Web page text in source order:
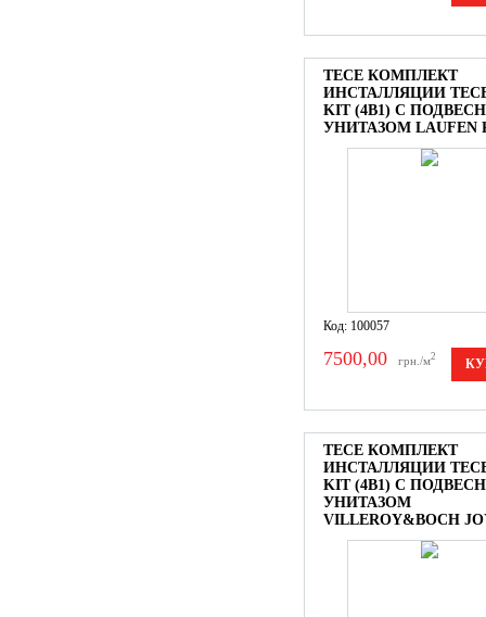
TECE КОМПЛЕКТ
ИНСТАЛЛЯЦИИ
KIT (4В1) С
УНИТАЗОМ LAUFEN
Код: 100057
7500,00 грн./м2
TECE КОМПЛЕКТ
ИНСТАЛЛЯЦИИ
KIT (4В1) С
УНИТАЗОМ
VILLEROY&BOCH